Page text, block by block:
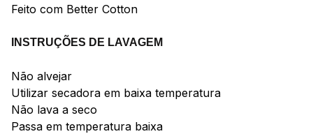
Feito com Better Cotton
INSTRUÇÕES DE LAVAGEM
Não alvejar
Utilizar secadora em baixa temperatura
Não lava a seco
Passa em temperatura baixa